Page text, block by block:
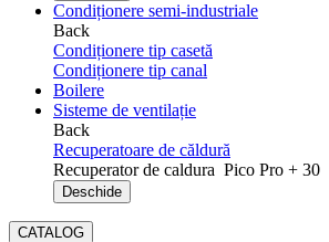
Condiționere semi-industriale
Back
Condiționere tip casetă
Condiționere tip canal
Boilere
Sisteme de ventilație
Back
Recuperatoare de căldură
Recuperator de caldura Pico Pro + 30
Deschide
CATALOG